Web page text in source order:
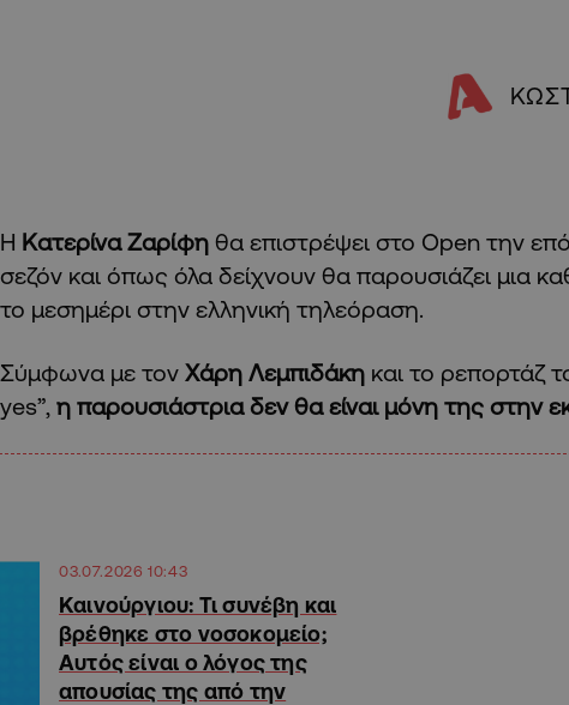
Η Κατερίνα Ζαρίφη θα επιστρέψει στο Open την
σεζόν και όπως όλα δείχνουν θα παρουσιάζει μια
το μεσημέρι στην ελληνική τηλεόραση.
Σύμφωνα με τον Χάρη Λεμπιδάκη και το ρεπορτάζ
yes”, η παρουσιάστρια δεν θα είναι μόνη της στην
03.07.2026 10:43
Καινούργιου: Τι συνέβη και
βρέθηκε στο νοσοκομείο;
Αυτός είναι ο λόγος της
απουσίας της από την